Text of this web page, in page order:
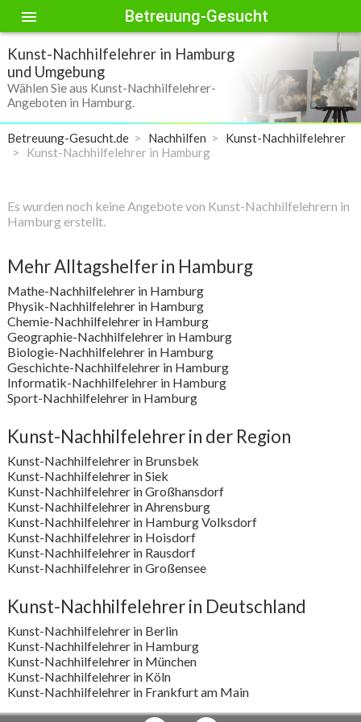
menu Betreuung-Gesucht
Kunst-Nachhilfelehrer in Hamburg
und Umgebung
Wählen Sie aus Kunst-Nachhilfelehrer-
Angeboten in Hamburg.
Betreuung-Gesucht.de Nachhilfen
Kunst-Nachhilfelehrer
Kunst-Nachhilfelehrer in Hamburg
Es wurden noch keine Angebote von Kunst-Nachhilfelehrern in
Hamburg erstellt.
Mehr Alltagshelfer in Hamburg
Mathe-Nachhilfelehrer in Hamburg
Physik-Nachhilfelehrer in Hamburg
Chemie-Nachhilfelehrer in Hamburg
Geographie-Nachhilfelehrer in Hamburg
Biologie-Nachhilfelehrer in Hamburg
Geschichte-Nachhilfelehrer in Hamburg
Informatik-Nachhilfelehrer in Hamburg
Sport-Nachhilfelehrer in Hamburg
Kunst-Nachhilfelehrer in der Region
Kunst-Nachhilfelehrer in Brunsbek
Kunst-Nachhilfelehrer in Siek
Kunst-Nachhilfelehrer in Großhansdorf
Kunst-Nachhilfelehrer in Ahrensburg
Kunst-Nachhilfelehrer in Hamburg Volksdorf
Kunst-Nachhilfelehrer in Hoisdorf
Kunst-Nachhilfelehrer in Rausdorf
Kunst-Nachhilfelehrer in Großensee
Kunst-Nachhilfelehrer in Deutschland
Kunst-Nachhilfelehrer in Berlin
Kunst-Nachhilfelehrer in Hamburg
Kunst-Nachhilfelehrer in München
Kunst-Nachhilfelehrer in Köln
Kunst-Nachhilfelehrer in Frankfurt am Main